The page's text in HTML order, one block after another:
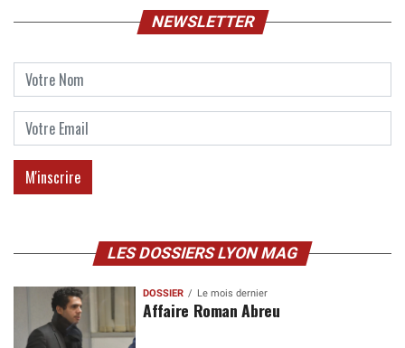
NEWSLETTER
LES DOSSIERS LYON MAG
DOSSIER Le mois dernier
Affaire Roman Abreu